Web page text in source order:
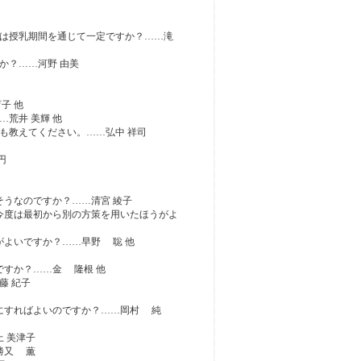
は授乳期間を通じて一定ですか？……滝
か？……河野 由美
他
荒井 美輝 他
教えてください。……弘中 祥司
うなのですか？……清宮 綾子
は最初から別の方策を用いたほうがよ
がよいですか？……早野 聡 他
ですか？……金 隆根 他
紀子
にすればよいのですか？……岡村 純
美津子
勝又 薫